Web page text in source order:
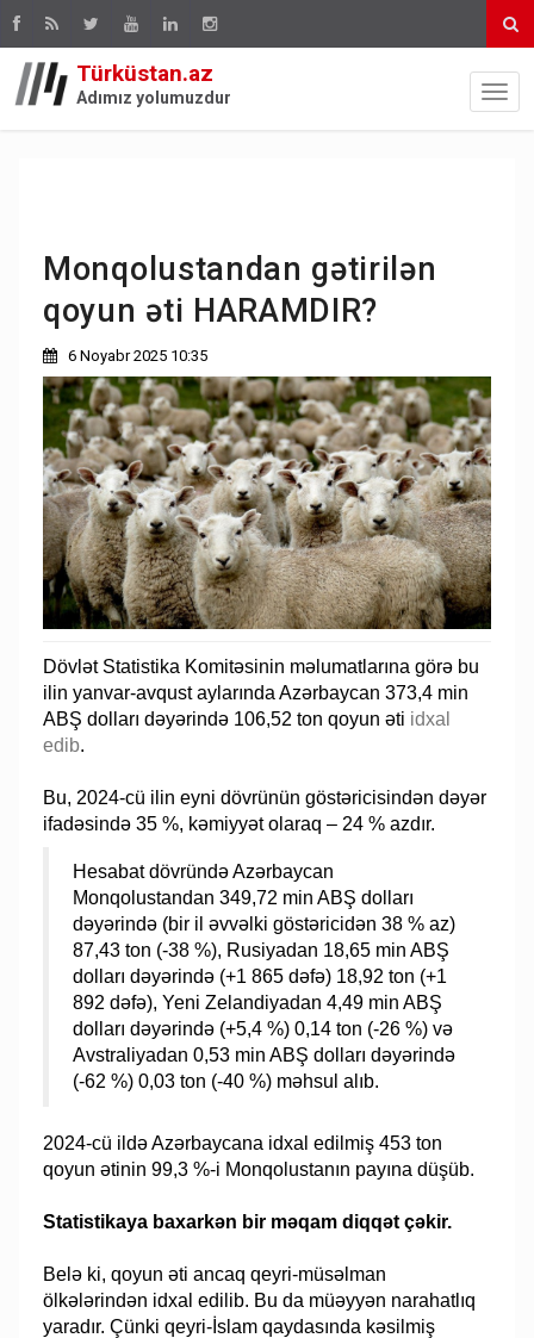
Türküstan.az
Adımız yolumuzdur
Monqolustandan gətirilən
qoyun əti HARAMDIR?
6 Noyabr 2025 10:35
Dövlət Statistika Komitəsinin məlumatlarına görə bu
ilin yanvar-avqust aylarında Azərbaycan 373,4 min
ABŞ dolları dəyərində 106,52 ton qoyun əti idxal
edib.
Bu, 2024-cü ilin eyni dövrünün göstəricisindən dəyər
ifadəsində 35 %, kəmiyyət olaraq – 24 % azdır.
Hesabat dövründə Azərbaycan
Monqolustandan 349,72 min ABŞ dolları
dəyərində (bir il əvvəlki göstəricidən 38 % az)
87,43 ton (-38 %), Rusiyadan 18,65 min ABŞ
dolları dəyərində (+1 865 dəfə) 18,92 ton (+1
892 dəfə), Yeni Zelandiyadan 4,49 min ABŞ
dolları dəyərində (+5,4 %) 0,14 ton (-26 %) və
Avstraliyadan 0,53 min ABŞ dolları dəyərində
(-62 %) 0,03 ton (-40 %) məhsul alıb.
2024-cü ildə Azərbaycana idxal edilmiş 453 ton
qoyun ətinin 99,3 %-i Monqolustanın payına düşüb.
Statistikaya baxarkən bir məqam diqqət çəkir.
Belə ki, qoyun əti ancaq qeyri-müsəlman
ölkələrindən idxal edilib. Bu da müəyyən narahatlıq
yaradır. Çünki qeyri-İslam qaydasında kəsilmiş